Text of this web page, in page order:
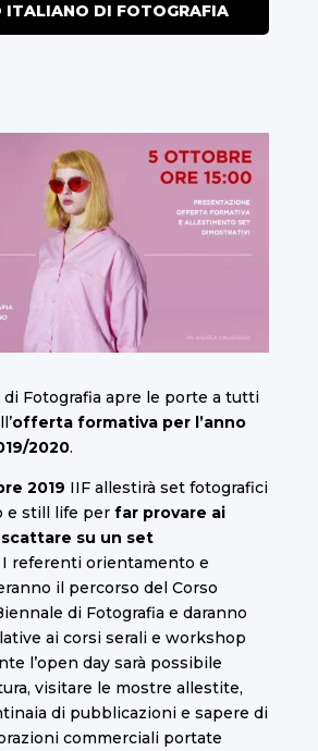
ITALIANO DI FOTOGRAFIA
Fotografia apre le porte a tutti
offerta formativa per l’anno
2020.
2019 IIF allestirà set fotografici
e still life per far provare ai
su un set
I referenti orientamento e
il percorso del Corso
di Fotografia e daranno
ai corsi serali e workshop
l’open day sarà possibile
visitare le mostre allestite,
di pubblicazioni e sapere di
commerciali portate